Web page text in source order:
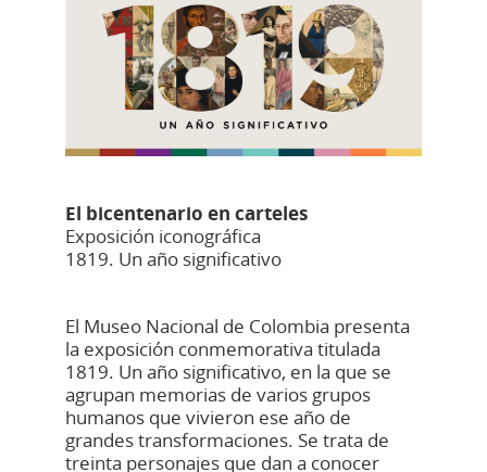
El bicentenario en carteles
Exposición iconográfica
1819. Un año significativo
El Museo Nacional de Colombia presenta
la exposición conmemorativa titulada
1819. Un año significativo, en la que se
agrupan memorias de varios grupos
humanos que vivieron ese año de
grandes transformaciones. Se trata de
treinta personajes que dan a conocer